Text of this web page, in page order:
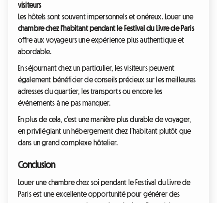
visiteurs
Les hôtels sont souvent impersonnels et onéreux. Louer une
chambre chez l'habitant pendant le Festival du Livre de Paris
offre aux voyageurs une expérience plus authentique et
abordable.
En séjournant chez un particulier, les visiteurs peuvent
également bénéficier de conseils précieux sur les meilleures
adresses du quartier, les transports ou encore les
événements à ne pas manquer.
En plus de cela, c’est une manière plus durable de voyager,
en privilégiant un hébergement chez l’habitant plutôt que
dans un grand complexe hôtelier.
Conclusion
Louer une chambre chez soi pendant le Festival du Livre de
Paris est une excellente opportunité pour générer des